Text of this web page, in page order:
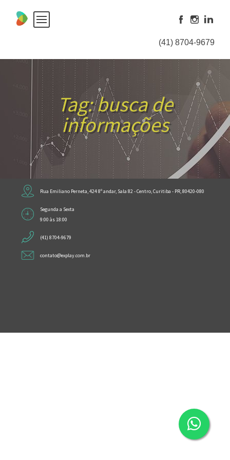
content
(41) 8704-9679
Tag:busca de
informações
Rua Emiliano Perneta, 424 8º andar, Sala 82 - Centro, Curitiba - PR, 80420-080
Segunda a Sexta
9:00 às 18:00
(41) 8704-9679
contato@explay.com.br